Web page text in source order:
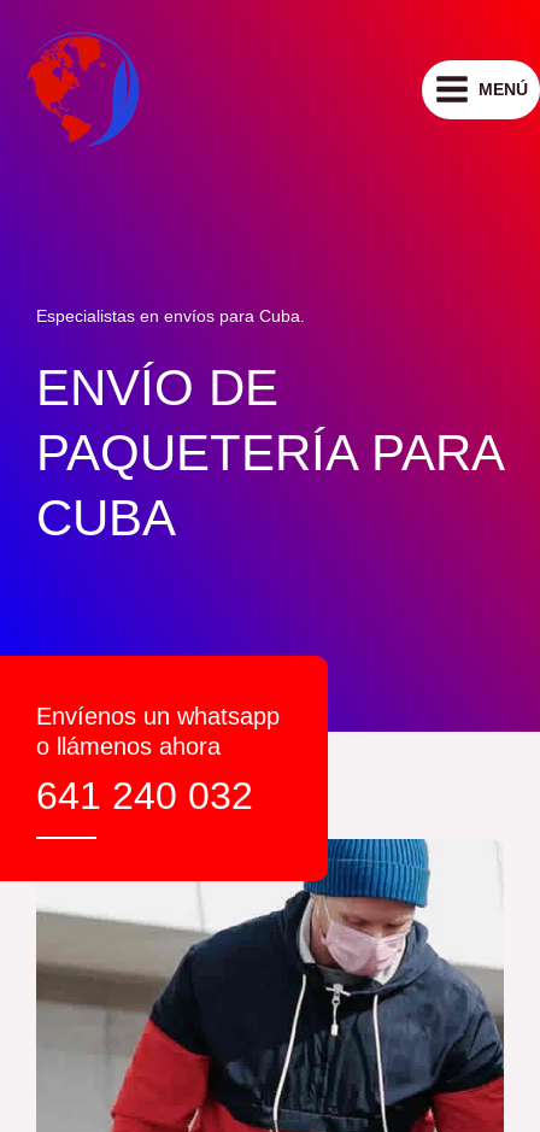
contenido
MENÚ
Especialistas en envíos para Cuba.
ENVÍO DE
PAQUETERÍA PARA
CUBA
Envíenos un whatsapp
o llámenos ahora
641 240 032